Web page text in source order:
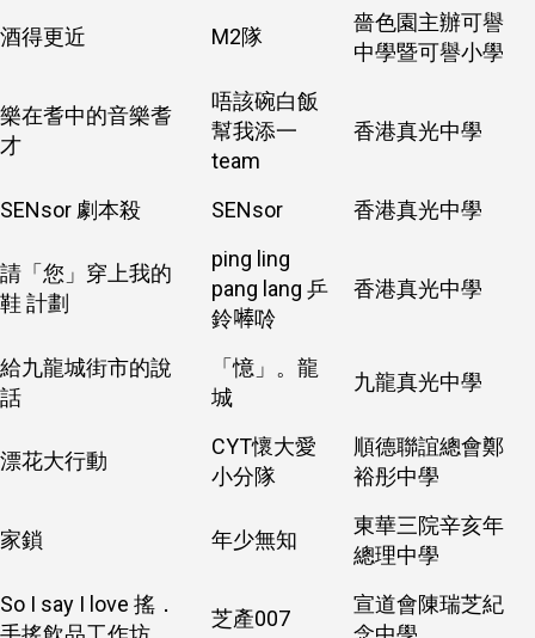
酒得更近 M2隊
嗇色園主辦可譽
中學暨可譽小學
樂在耆中的音樂耆
才
唔該碗白飯
幫我添一
team
香港真光中學
SENsor 劇本殺 SENsor 香港真光中學
請「您」穿上我的
鞋 計劃
ping ling
pang lang 乒
鈴𠾴唥
香港真光中學
給九龍城街市的說
話
「憶」。龍
城
九龍真光中學
漂花大行動
CYT懷大愛
小分隊
順德聯誼總會鄭
裕彤中學
家鎖 年少無知
東華三院辛亥年
總理中學
So I say I love 搖．
芝產007
宣道會陳瑞芝紀